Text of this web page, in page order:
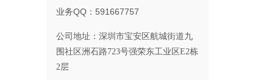
业务QQ：591667757
公司地址： 深圳市宝安区航城街道九
围社区洲石路723号强荣东工业区E2栋
2层